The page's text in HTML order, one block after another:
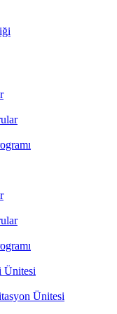
Ünitesi
Ünitesi